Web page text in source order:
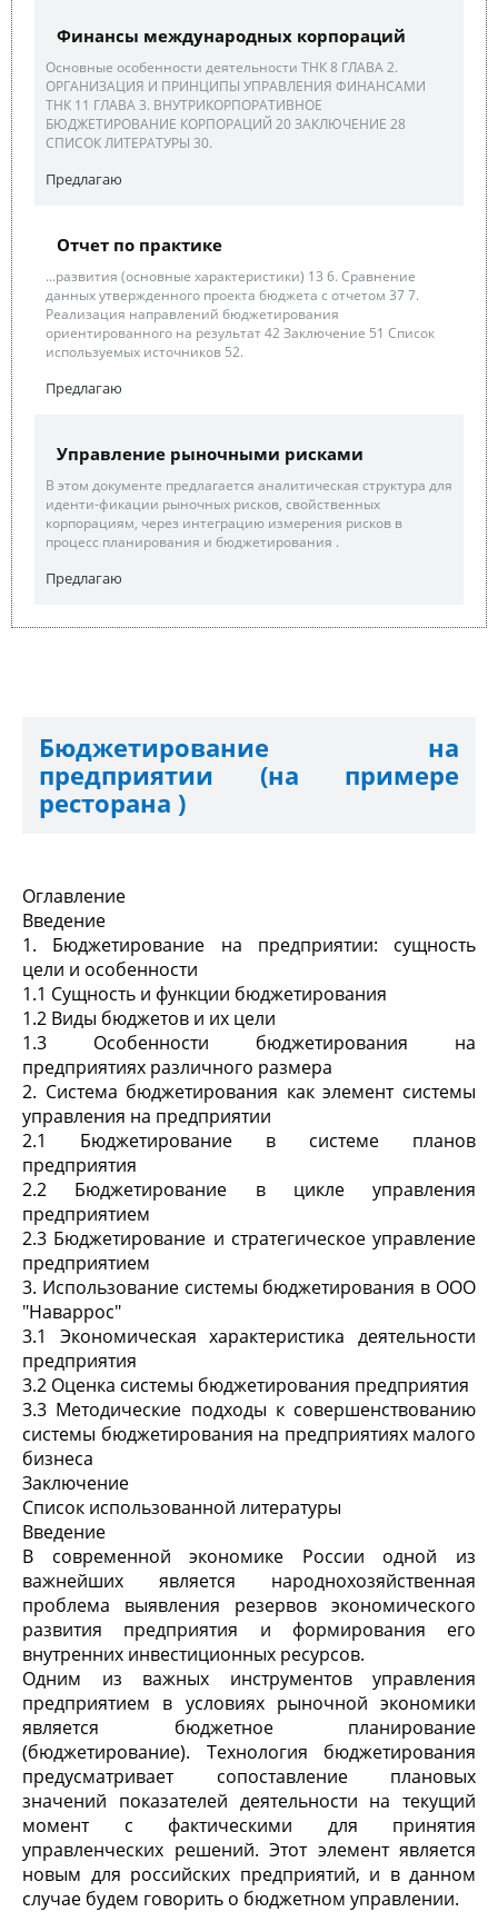
Финансы международных корпораций
Основные особенности деятельности ТНК 8 ГЛАВА 2.
ОРГАНИЗАЦИЯ И ПРИНЦИПЫ УПРАВЛЕНИЯ ФИНАНСАМИ
ТНК 11 ГЛАВА 3. ВНУТРИКОРПОРАТИВНОЕ
БЮДЖЕТИРОВАНИЕ КОРПОРАЦИЙ 20 ЗАКЛЮЧЕНИЕ 28
СПИСОК ЛИТЕРАТУРЫ 30.
Предлагаю
Отчет по практике
...развития (основные характеристики) 13 6. Сравнение
данных утвержденного проекта бюджета с отчетом 37 7.
Реализация направлений бюджетирования
ориентированного на результат 42 Заключение 51 Список
используемых источников 52.
Предлагаю
Управление рыночными рисками
В этом документе предлагается аналитическая структура для
иденти-фикации рыночных рисков, свойственных
корпорациям, через интеграцию измерения рисков в
процесс планирования и бюджетирования .
Предлагаю
Бюджетирование на
предприятии (на примере
ресторана )
Оглавление
Введение
1. Бюджетирование на предприятии: сущность
цели и особенности
1.1 Сущность и функции бюджетирования
1.2 Виды бюджетов и их цели
1.3 Особенности бюджетирования на
предприятиях различного размера
2. Система бюджетирования как элемент системы
управления на предприятии
2.1 Бюджетирование в системе планов
предприятия
2.2 Бюджетирование в цикле управления
предприятием
2.3 Бюджетирование и стратегическое управление
предприятием
3. Использование системы бюджетирования в ООО
"Наваррос"
3.1 Экономическая характеристика деятельности
предприятия
3.2 Оценка системы бюджетирования предприятия
3.3 Методические подходы к совершенствованию
системы бюджетирования на предприятиях малого
бизнеса
Заключение
Список использованной литературы
Введение
В современной экономике России одной из
важнейших является народнохозяйственная
проблема выявления резервов экономического
развития предприятия и формирования его
внутренних инвестиционных ресурсов.
Одним из важных инструментов управления
предприятием в условиях рыночной экономики
является бюджетное планирование
(бюджетирование). Технология бюджетирования
предусматривает сопоставление плановых
значений показателей деятельности на текущий
момент с фактическими для принятия
управленческих решений. Этот элемент является
новым для российских предприятий, и в данном
случае будем говорить о бюджетном управлении.